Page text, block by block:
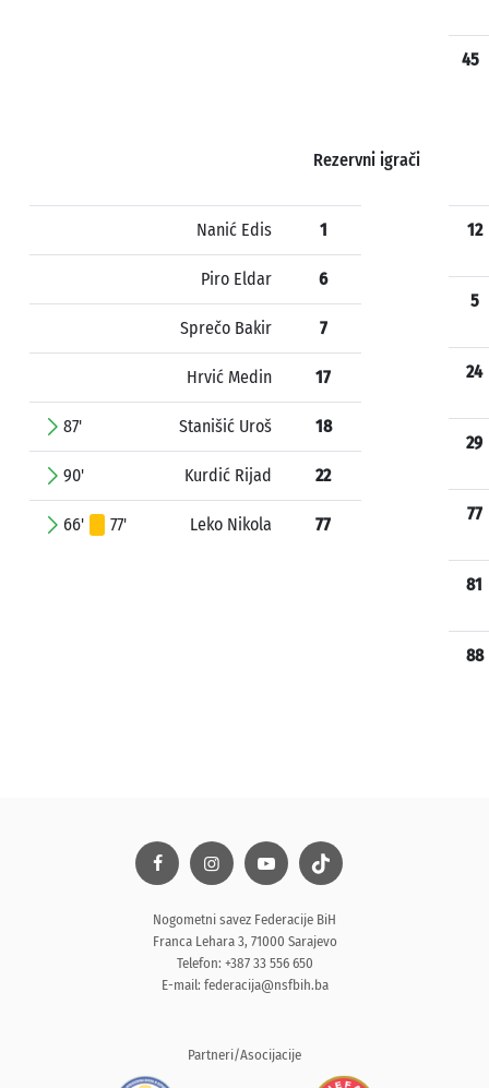
45
Rezervni igrači
Nanić Edis 1
Piro Eldar 6
Sprečo Bakir 7
Hrvić Medin 17
87' Stanišić Uroš 18
90' Kurdić Rijad 22
66' 77' Leko Nikola 77
12
5
24
29
77
81
88
Nogometni savez Federacije BiH
Franca Lehara 3, 71000 Sarajevo
Telefon: +387 33 556 650
E-mail: federacija@nsfbih.ba
Partneri/Asocijacije